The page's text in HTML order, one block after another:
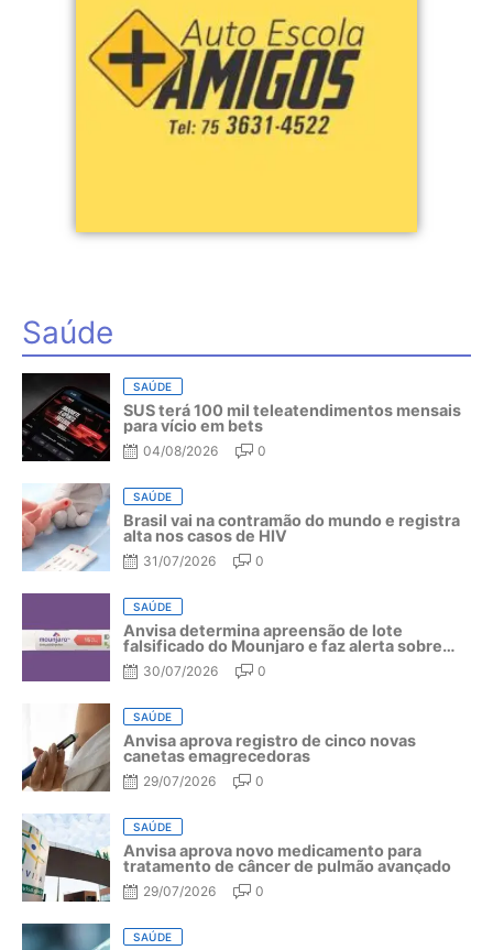
Saúde
SAÚDE
SUS terá 100 mil teleatendimentos mensais
para vício em bets
04/08/2026 0
SAÚDE
Brasil vai na contramão do mundo e registra
alta nos casos de HIV
31/07/2026 0
SAÚDE
Anvisa determina apreensão de lote
falsificado do Mounjaro e faz alerta sobre
riscos do medicamento
30/07/2026 0
SAÚDE
Anvisa aprova registro de cinco novas
canetas emagrecedoras
29/07/2026 0
SAÚDE
Anvisa aprova novo medicamento para
tratamento de câncer de pulmão avançado
29/07/2026 0
SAÚDE